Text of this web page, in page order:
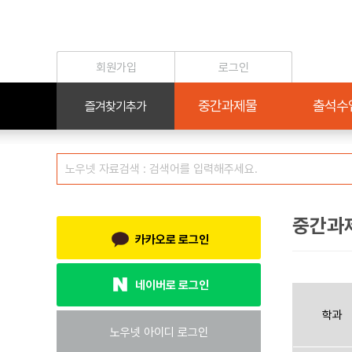
카카오로 로그인
네이버로 로그인
중간과
학과